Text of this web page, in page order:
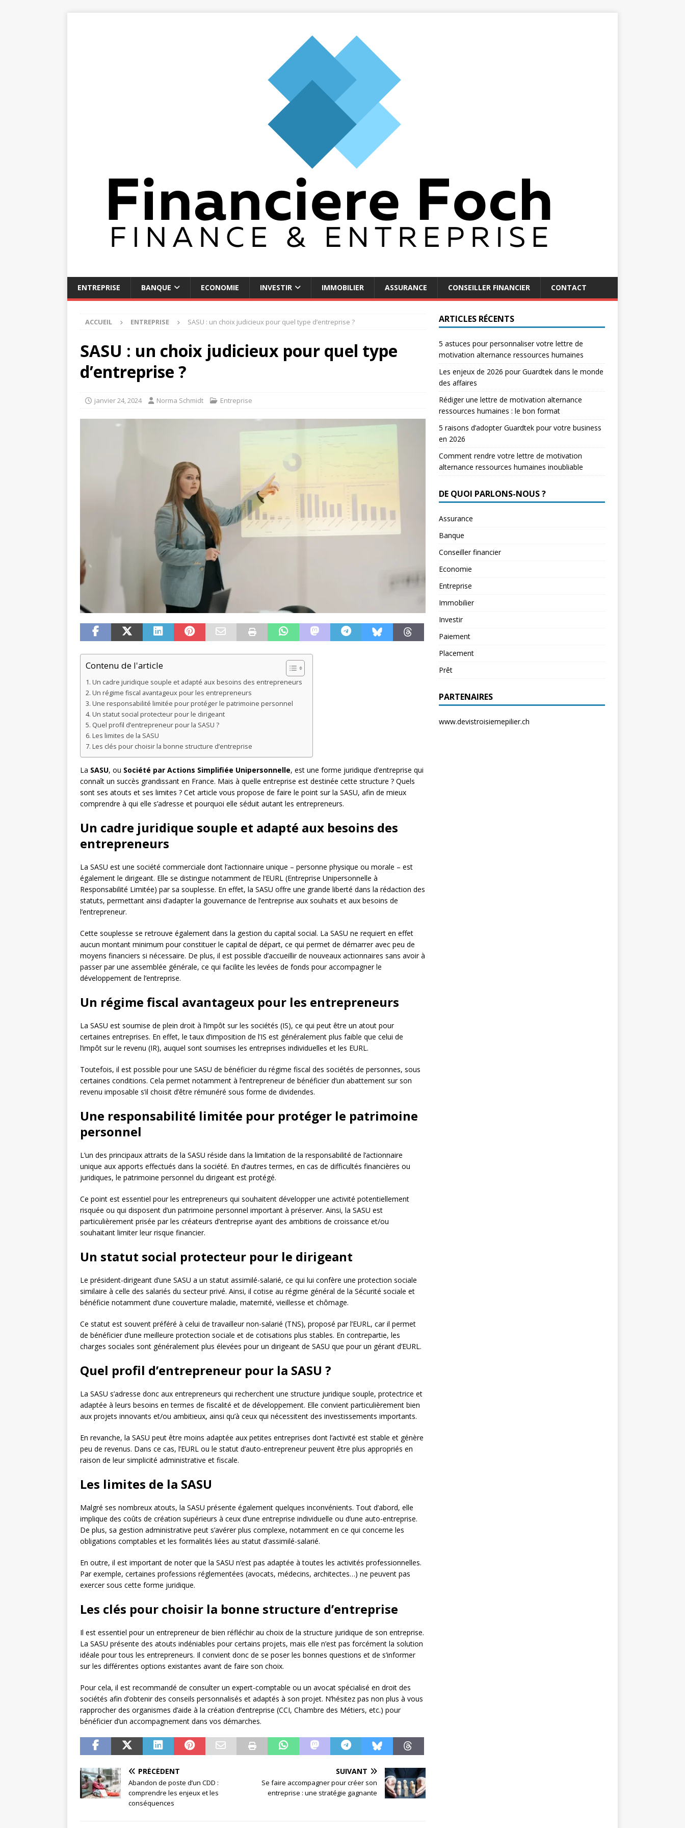
ENTREPRISE BANQUE ECONOMIE INVESTIR IMMOBILIER ASSURANCE CONSEILLER FINANCIER CONTACT
ACCUEIL ENTREPRISE SASU : un choix judicieux pour quel type d’entreprise ?
SASU : un choix judicieux pour quel type
d’entreprise ?
janvier 24, 2024 Norma Schmidt Entreprise
Contenu de l'article
Un cadre juridique souple et adapté aux besoins des entrepreneurs
Un régime fiscal avantageux pour les entrepreneurs
Une responsabilité limitée pour protéger le patrimoine personnel
Un statut social protecteur pour le dirigeant
Quel profil d’entrepreneur pour la SASU ?
Les limites de la SASU
Les clés pour choisir la bonne structure d’entreprise
La SASU, ou Société par Actions Simplifiée Unipersonnelle, est une forme juridique d’entreprise qui
connaît un succès grandissant en France. Mais à quelle entreprise est destinée cette structure ? Quels
sont ses atouts et ses limites ? Cet article vous propose de faire le point sur la SASU, afin de mieux
comprendre à qui elle s’adresse et pourquoi elle séduit autant les entrepreneurs.
Un cadre juridique souple et adapté aux besoins des
entrepreneurs
La SASU est une société commerciale dont l’actionnaire unique – personne physique ou morale – est
également le dirigeant. Elle se distingue notamment de l’EURL (Entreprise Unipersonnelle à
Responsabilité Limitée) par sa souplesse. En effet, la SASU offre une grande liberté dans la rédaction des
statuts, permettant ainsi d’adapter la gouvernance de l’entreprise aux souhaits et aux besoins de
l’entrepreneur.
Cette souplesse se retrouve également dans la gestion du capital social. La SASU ne requiert en effet
aucun montant minimum pour constituer le capital de départ, ce qui permet de démarrer avec peu de
moyens financiers si nécessaire. De plus, il est possible d’accueillir de nouveaux actionnaires sans avoir à
passer par une assemblée générale, ce qui facilite les levées de fonds pour accompagner le
développement de l’entreprise.
Un régime fiscal avantageux pour les entrepreneurs
La SASU est soumise de plein droit à l’impôt sur les sociétés (IS), ce qui peut être un atout pour
certaines entreprises. En effet, le taux d’imposition de l’IS est généralement plus faible que celui de
l’impôt sur le revenu (IR), auquel sont soumises les entreprises individuelles et les EURL.
Toutefois, il est possible pour une SASU de bénéficier du régime fiscal des sociétés de personnes, sous
certaines conditions. Cela permet notamment à l’entrepreneur de bénéficier d’un abattement sur son
revenu imposable s’il choisit d’être rémunéré sous forme de dividendes.
Une responsabilité limitée pour protéger le patrimoine
personnel
L’un des principaux attraits de la SASU réside dans la limitation de la responsabilité de l’actionnaire
unique aux apports effectués dans la société. En d’autres termes, en cas de difficultés financières ou
juridiques, le patrimoine personnel du dirigeant est protégé.
Ce point est essentiel pour les entrepreneurs qui souhaitent développer une activité potentiellement
risquée ou qui disposent d’un patrimoine personnel important à préserver. Ainsi, la SASU est
particulièrement prisée par les créateurs d’entreprise ayant des ambitions de croissance et/ou
souhaitant limiter leur risque financier.
Un statut social protecteur pour le dirigeant
Le président-dirigeant d’une SASU a un statut assimilé-salarié, ce qui lui confère une protection sociale
similaire à celle des salariés du secteur privé. Ainsi, il cotise au régime général de la Sécurité sociale et
bénéficie notamment d’une couverture maladie, maternité, vieillesse et chômage.
Ce statut est souvent préféré à celui de travailleur non-salarié (TNS), proposé par l’EURL, car il permet
de bénéficier d’une meilleure protection sociale et de cotisations plus stables. En contrepartie, les
charges sociales sont généralement plus élevées pour un dirigeant de SASU que pour un gérant d’EURL.
Quel profil d’entrepreneur pour la SASU ?
La SASU s’adresse donc aux entrepreneurs qui recherchent une structure juridique souple, protectrice et
adaptée à leurs besoins en termes de fiscalité et de développement. Elle convient particulièrement bien
aux projets innovants et/ou ambitieux, ainsi qu’à ceux qui nécessitent des investissements importants.
En revanche, la SASU peut être moins adaptée aux petites entreprises dont l’activité est stable et génère
peu de revenus. Dans ce cas, l’EURL ou le statut d’auto-entrepreneur peuvent être plus appropriés en
raison de leur simplicité administrative et fiscale.
Les limites de la SASU
Malgré ses nombreux atouts, la SASU présente également quelques inconvénients. Tout d’abord, elle
implique des coûts de création supérieurs à ceux d’une entreprise individuelle ou d’une auto-entreprise.
De plus, sa gestion administrative peut s’avérer plus complexe, notamment en ce qui concerne les
obligations comptables et les formalités liées au statut d’assimilé-salarié.
En outre, il est important de noter que la SASU n’est pas adaptée à toutes les activités professionnelles.
Par exemple, certaines professions réglementées (avocats, médecins, architectes…) ne peuvent pas
exercer sous cette forme juridique.
Les clés pour choisir la bonne structure d’entreprise
Il est essentiel pour un entrepreneur de bien réfléchir au choix de la structure juridique de son entreprise.
La SASU présente des atouts indéniables pour certains projets, mais elle n’est pas forcément la solution
idéale pour tous les entrepreneurs. Il convient donc de se poser les bonnes questions et de s’informer
sur les différentes options existantes avant de faire son choix.
Pour cela, il est recommandé de consulter un expert-comptable ou un avocat spécialisé en droit des
sociétés afin d’obtenir des conseils personnalisés et adaptés à son projet. N’hésitez pas non plus à vous
rapprocher des organismes d’aide à la création d’entreprise (CCI, Chambre des Métiers, etc.) pour
bénéficier d’un accompagnement dans vos démarches.
PRÉCÉDENT
Abandon de poste d’un CDD :
comprendre les enjeux et les
conséquences
SUIVANT
Se faire accompagner pour créer son
entreprise : une stratégie gagnante
ARTICLES RÉCENTS
5 astuces pour personnaliser votre lettre de
motivation alternance ressources humaines
Les enjeux de 2026 pour Guardtek dans le monde
des affaires
Rédiger une lettre de motivation alternance
ressources humaines : le bon format
5 raisons d’adopter Guardtek pour votre business
en 2026
Comment rendre votre lettre de motivation
alternance ressources humaines inoubliable
DE QUOI PARLONS-NOUS ?
Assurance
Banque
Conseiller financier
Economie
Entreprise
Immobilier
Investir
Paiement
Placement
Prêt
PARTENAIRES
www.devistroisiemepilier.ch